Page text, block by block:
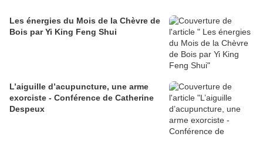
Les énergies du Mois de la Chèvre de
Bois par Yi King Feng Shui
L’aiguille d’acupuncture, une arme
exorciste - Conférence de Catherine
Despeux